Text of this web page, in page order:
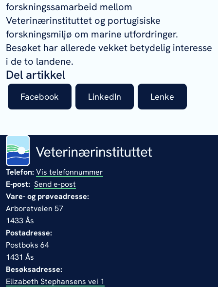
forskningssamarbeid mellom
Veterinærinstituttet og portugisiske
forskningsmiljø om marine utfordringer.
Besøket har allerede vekket betydelig interesse
i de to landene.
Del artikkel
Facebook LinkedIn Lenke
Telefon: Vis telefonnummer
E-post: Send e-post
Vare- og prøveadresse:
Arboretveien 57
1433 Ås
Postadresse:
Postboks 64
1431 Ås
Besøksadresse:
Elizabeth Stephansens vei 1